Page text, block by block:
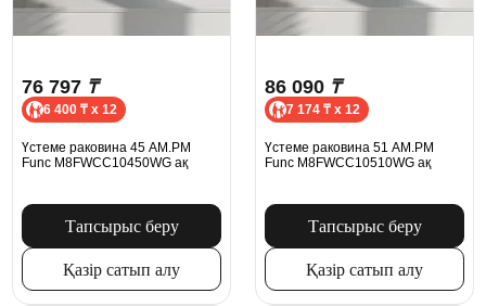
76 797 ₸
6 400 ₸ x 12
Үстеме раковина 45 AM.PM
Func M8FWCC10450WG ақ
Тапсырыс беру
Қазір сатып алу
86 090 ₸
7 174 ₸ x 12
Үстеме раковина 51 AM.PM
Func M8FWCC10510WG ақ
Тапсырыс беру
Қазір сатып алу